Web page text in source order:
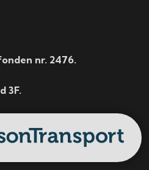
nr. 2476.
3F.